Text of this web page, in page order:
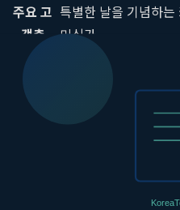
주요 고
객층
특별한 날을 기념하는
미식가
분위기
차분하고 세련된 인테
차별화
메뉴, 공간, 서비스의
완벽한 제주 몽탄 데